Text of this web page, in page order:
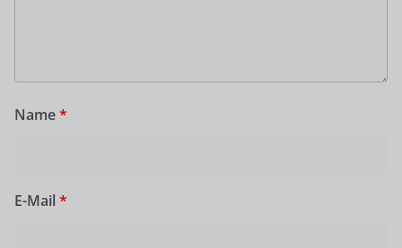
Name*
E-Mail *